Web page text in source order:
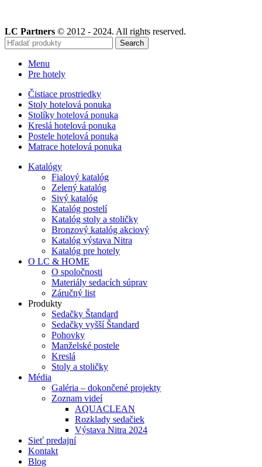
LC Partners © 2012 - 2024. All rights reserved.
Search
Menu
Pre hotely
Čistiace prostriedky
Stoly hotelová ponuka
Stolíky hotelová ponuka
Kreslá hotelová ponuka
Postele hotelová ponuka
Matrace hotelová ponuka
Katalógy
Fialový katalóg
Zelený katalóg
Sivý katalóg
Katalóg postelí
Katalóg stoly a stoličky
Bronzový katalóg akciový
Katalóg výstava Nitra
Katalóg pre hotely
O LC & HOME
O spoločnosti
Materiály sedacích súprav
Záručný list
Produkty
Sedačky Štandard
Sedačky vyšší Štandard
Pohovky
Manželské postele
Kreslá
Stoly a stoličky
Média
Galéria – dokončené projekty
Zoznam videí
AQUACLEAN
Rozklady sedačiek
Výstava Nitra 2024
Sieť predajní
Kontakt
Blog